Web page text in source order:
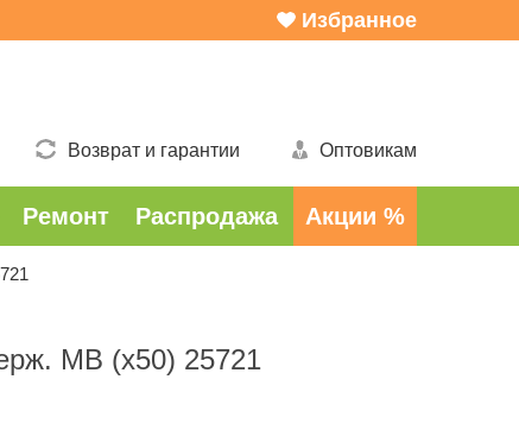
Избранное
Возврат и гарантии Оптовикам
Ремонт Распродажа Акции %
MB (х50) 25721